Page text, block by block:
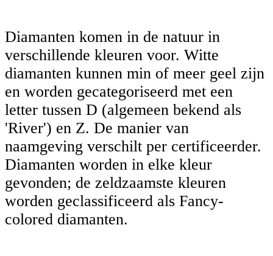
Diamanten komen in de natuur in
verschillende kleuren voor. Witte
diamanten kunnen min of meer geel zijn
en worden gecategoriseerd met een
letter tussen D (algemeen bekend als
'River') en Z. De manier van
naamgeving verschilt per certificeerder.
Diamanten worden in elke kleur
gevonden; de zeldzaamste kleuren
worden geclassificeerd als Fancy-
colored diamanten.